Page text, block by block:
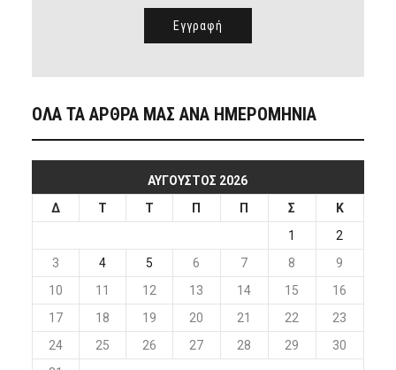
ΟΛΑ ΤΑ ΑΡΘΡΑ ΜΑΣ ΑΝΑ ΗΜΕΡΟΜΗΝΙΑ
ΑΎΓΟΥΣΤΟΣ 2026
Δ
Τ Τ Π Π Σ
Κ
1
2
3
4 5 6 7 8
9
10
11 12 13 14 15
16
17
18 19 20 21 22
23
24
25 26 27 28 29
30